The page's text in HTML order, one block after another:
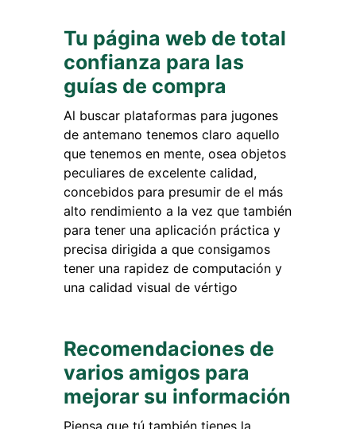
Tu página web de total
confianza para las
guías de compra
Al buscar plataformas para jugones
de antemano tenemos claro aquello
que tenemos en mente, osea objetos
peculiares de excelente calidad,
concebidos para presumir de el más
alto rendimiento a la vez que también
para tener una aplicación práctica y
precisa dirigida a que consigamos
tener una rapidez de computación y
una calidad visual de vértigo
Recomendaciones de
varios amigos para
mejorar su información
Piensa que tú también tienes la